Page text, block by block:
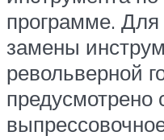
программе. Для
замены
револьверной
предусмотрено